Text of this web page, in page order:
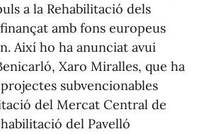
a la Rehabilitació dels
amb fons europeus
Així ho ha anunciat avui
Xaro Miralles, que ha
subvencionables
del Mercat Central de
del Pavelló